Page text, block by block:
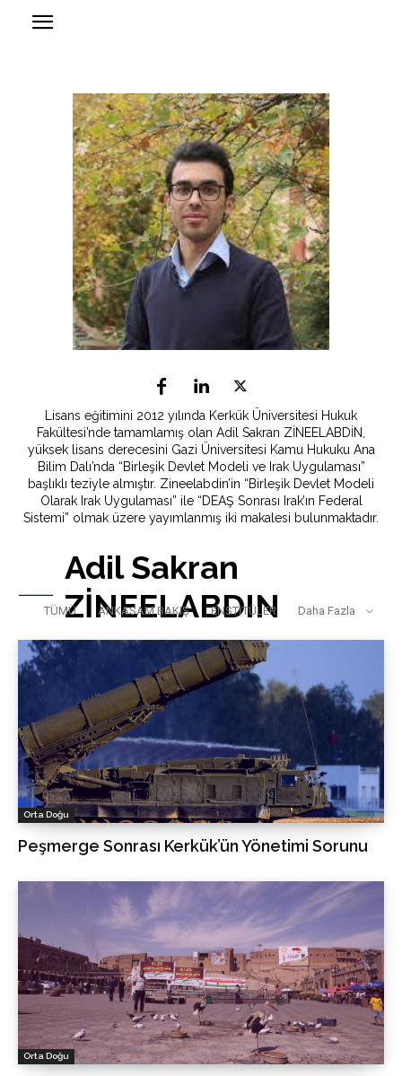
Lisans eğitimini 2012 yılında Kerkük Üniversitesi Hukuk
Fakültesi’nde tamamlamış olan Adil Sakran ZİNEELABDİN,
yüksek lisans derecesini Gazi Üniversitesi Kamu Hukuku Ana
Bilim Dalı’nda “Birleşik Devlet Modeli ve Irak Uygulaması”
başlıklı teziyle almıştır. Zineelabdin’in “Birleşik Devlet Modeli
Olarak Irak Uygulaması” ile “DEAŞ Sonrası Irak’ın Federal
Sistemi” olmak üzere yayımlanmış iki makalesi bulunmaktadır.
Adil Sakran
ZİNEELABDIN
TÜMÜ ANKASAM BAKIŞ ENSTİTÜLER Daha Fazla
Orta Doğu
Peşmerge Sonrası Kerkük’ün Yönetimi Sorunu
Orta Doğu